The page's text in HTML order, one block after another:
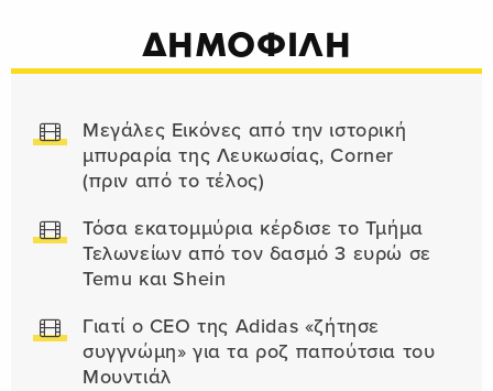
ΔΗΜΟΦΙΛΗ
Μεγάλες Εικόνες από την ιστορική
μπυραρία της Λευκωσίας, Corner
(πριν από το τέλος)
Τόσα εκατομμύρια κέρδισε το Τμήμα
Τελωνείων από τον δασμό 3 ευρώ σε
Temu και Shein
Γιατί ο CEO της Adidas «ζήτησε
συγγνώμη» για τα ροζ παπούτσια του
Μουντιάλ